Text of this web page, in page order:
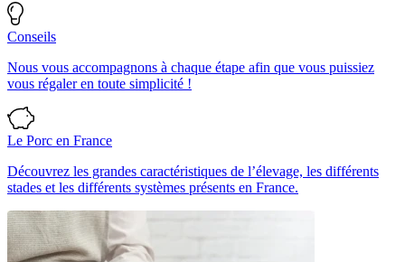
Conseils
Nous vous accompagnons à chaque étape afin que vous puissiez
vous régaler en toute simplicité !
Le Porc en France
Découvrez les grandes caractéristiques de l’élevage, les différents
stades et les différents systèmes présents en France.